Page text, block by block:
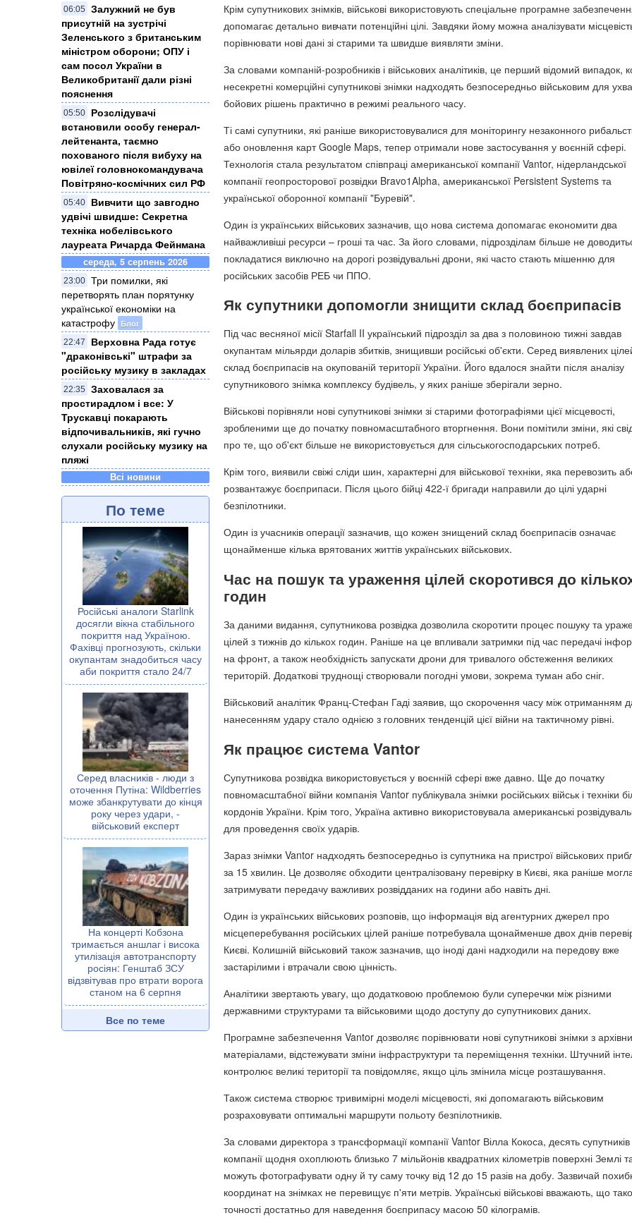
06:05
Залужний не був
присутній на зустрічі
Зеленського з британським
міністром оборони; ОПУ і
сам посол України в
Великобританії дали різні
пояснення
05:50
Розслідувачі
встановили особу генерал-
лейтенанта, таємно
похованого після вибуху на
ювілеї головнокомандувача
Повітряно-космічних сил РФ
05:40
Вивчити що завгодно
удвічі швидше: Секретна
техніка нобелівського
лауреата Ричарда Фейнмана
середа, 5 серпень 2026
23:00 Три помилки, які
перетворять план порятунку
української економіки на
катастрофу Блог
22:47
Верховна Рада готує
"драконівські" штрафи за
російську музику в закладах
22:35
Заховалася за
простирадлом і все: У
Трускавці покарають
відпочивальників, які гучно
слухали російську музику на
пляжі
Всі новини
По теме
Російські аналоги Starlink
досягли вікна стабільного
покриття над Україною.
Фахівці прогнозують, скільки
окупантам знадобиться часу
аби покриття стало 24/7
Серед власників - люди з
оточення Путіна: Wildberries
може збанкрутувати до кінця
року через удари, -
військовий експерт
На концерті Кобзона
тримається аншлаг і висока
утилізація автотранспорту
росіян: Генштаб ЗСУ
відзвітував про втрати ворога
станом на 6 серпня
Все по теме
Крім супутникових знімків, військові використовують спеціальне програмне
допомагає детально вивчати потенційні цілі. Завдяки йому можна аналізувати
порівнювати нові дані зі старими та швидше виявляти зміни.
За словами компаній-розробників і військових аналітиків, це перший відомий випадок,
несекретні комерційні супутникові знімки надходять безпосередньо військовим для
бойових рішень практично в режимі реального часу.
Ті самі супутники, які раніше використовувалися для моніторингу незаконного
або оновлення карт Google Maps, тепер отримали нове застосування у воєнній сфері.
Технологія стала результатом співпраці американської компанії Vantor, нідерландської
компанії геопросторової розвідки Bravo1Alpha, американської Persistent Systems та
української оборонної компанії "Буревій".
Один із українських військових зазначив, що нова система допомагає економити два
найважливіші ресурси – гроші та час. За його словами, підрозділам більше не
покладатися виключно на дорогі розвідувальні дрони, які часто стають мішенню для
російських засобів РЕБ чи ППО.
Як супутники допомогли знищити склад боєприпасів
Під час весняної місії Starfall II український підрозділ за два з половиною тижні завдав
окупантам мільярди доларів збитків, знищивши російські об'єкти. Серед виявлених
склад боєприпасів на окупованій території України. Його вдалося знайти після аналізу
супутникового знімка комплексу будівель, у яких раніше зберігали зерно.
Військові порівняли нові супутникові знімки зі старими фотографіями цієї місцевості,
зробленими ще до початку повномасштабного вторгнення. Вони помітили зміни, які
про те, що об'єкт більше не використовується для сільськогосподарських потреб.
Крім того, виявили свіжі сліди шин, характерні для військової техніки, яка перевозить
розвантажує боєприпаси. Після цього бійці 422-ї бригади направили до цілі ударні
безпілотники.
Один із учасників операції зазначив, що кожен знищений склад боєприпасів означає
щонайменше кілька врятованих життів українських військових.
Час на пошук та ураження цілей скоротився до
годин
За даними видання, супутникова розвідка дозволила скоротити процес пошуку та
цілей з тижнів до кількох годин. Раніше на це впливали затримки під час передачі
на фронт, а також необхідність запускати дрони для тривалого обстеження великих
територій. Додаткові труднощі створювали погодні умови, зокрема туман або сніг.
Військовий аналітик Франц-Стефан Гаді заявив, що скорочення часу між отриманням
нанесенням удару стало однією з головних тенденцій цієї війни на тактичному рівні.
Як працює система Vantor
Супутникова розвідка використовується у воєнній сфері вже давно. Ще до початку
повномасштабної війни компанія Vantor публікувала знімки російських військ і техніки
кордонів України. Крім того, Україна активно використовувала американські
для проведення своїх ударів.
Зараз знімки Vantor надходять безпосередньо із супутника на пристрої військових
за 15 хвилин. Це дозволяє обходити централізовану перевірку в Києві, яка раніше
затримувати передачу важливих розвідданих на години або навіть дні.
Один із українських військових розповів, що інформація від агентурних джерел про
місцеперебування російських цілей раніше потребувала щонайменше двох днів
Києві. Колишній військовий також зазначив, що іноді дані надходили на передову вже
застарілими і втрачали свою цінність.
Аналітики звертають увагу, що додатковою проблемою були суперечки між різними
державними структурами та військовими щодо доступу до супутникових даних.
Програмне забезпечення Vantor дозволяє порівнювати нові супутникові знімки з
матеріалами, відстежувати зміни інфраструктури та переміщення техніки. Штучний
контролює великі території та повідомляє, якщо ціль змінила місце розташування.
Також система створює тривимірні моделі місцевості, які допомагають військовим
розраховувати оптимальні маршрути польоту безпілотників.
За словами директора з трансформації компанії Vantor Вілла Кокоса, десять супутників
компанії щодня охоплюють близько 7 мільйонів квадратних кілометрів поверхні Землі
можуть фотографувати одну й ту саму точку від 12 до 15 разів на добу. Зазвичай
координат на знімках не перевищує п'яти метрів. Українські військові вважають, що
точності достатньо для наведення боєприпасу масою 50 кілограмів.